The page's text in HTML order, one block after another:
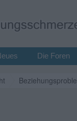
Die Foren